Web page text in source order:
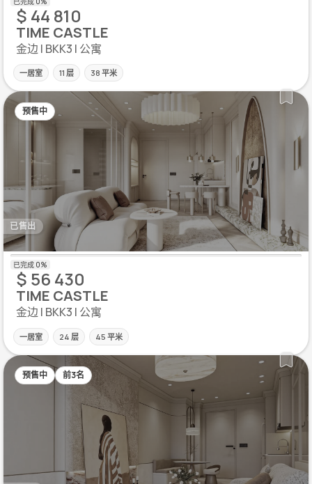
$ 44 810
TIME CASTLE
金边 | BKK3 | 公寓
一居室 11 层 38 平米
预售中
已售出
$ 56 430
TIME CASTLE
金边 | BKK3 | 公寓
一居室 24 层 45 平米
预售中 前3名